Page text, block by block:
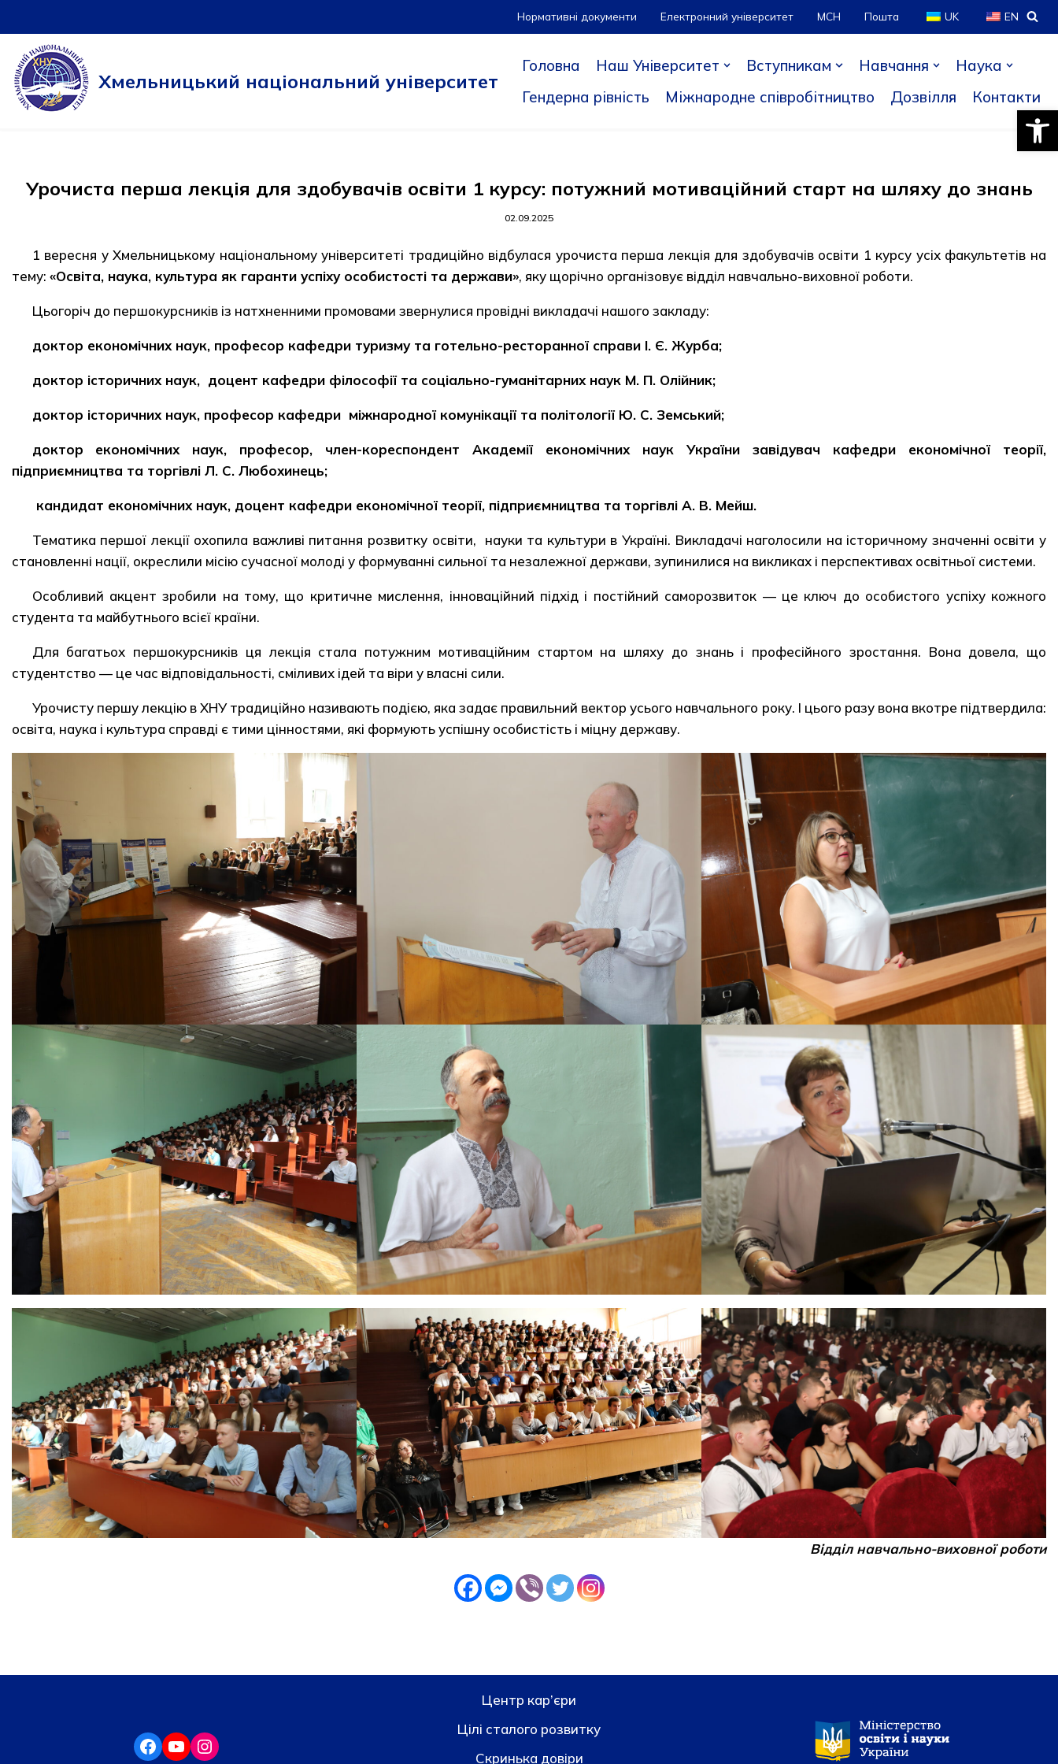
Перейти
до
вмісту
Нормативні документи Електронний університет МСН Пошта UK EN
Хмельницький національний університет
Головна Наш Університет Вступникам Навчання
Наука
Гендерна рівність
Міжнародне співробітництво Дозвілля Контакти
Урочиста перша лекція для здобувачів освіти 1 курсу: потужний мотиваційний старт на шляху до знань
02.09.2025
1 вересня у Хмельницькому національному університеті традиційно відбулася урочиста перша лекція для здобувачів освіти 1 курсу усіх факультетів на
тему: «Освіта, наука, культура як гаранти успіху особистості та держави», яку щорічно організовує відділ навчально-виховної роботи.
Цьогоріч до першокурсників із натхненними промовами звернулися провідні викладачі нашого закладу:
доктор економічних наук, професор кафедри туризму та готельно-ресторанної справи І. Є. Журба;
доктор історичних наук, доцент кафедри філософії та соціально-гуманітарних наук М. П. Олійник;
доктор історичних наук, професор кафедри міжнародної комунікації та політології Ю. С. Земський;
доктор економічних наук, професор, член-кореспондент Академії економічних наук України завідувач кафедри економічної теорії,
підприємництва та торгівлі Л. С. Любохинець;
кандидат економічних наук, доцент кафедри економічної теорії, підприємництва та торгівлі А. В. Мейш.
Тематика першої лекції охопила важливі питання розвитку освіти, науки та культури в Україні. Викладачі наголосили на історичному значенні освіти у
становленні нації, окреслили місію сучасної молоді у формуванні сильної та незалежної держави, зупинилися на викликах і перспективах освітньої системи.
Особливий акцент зробили на тому, що критичне мислення, інноваційний підхід і постійний саморозвиток — це ключ до особистого успіху кожного
студента та майбутнього всієї країни.
Для багатьох першокурсників ця лекція стала потужним мотиваційним стартом на шляху до знань і професійного зростання. Вона довела, що
студентство — це час відповідальності, сміливих ідей та віри у власні сили.
Урочисту першу лекцію в ХНУ традиційно називають подією, яка задає правильний вектор усього навчального року. І цього разу вона вкотре підтвердила:
освіта, наука і культура справді є тими цінностями, які формують успішну особистість і міцну державу.
Відділ навчально-виховної роботи
Центр кар’єри
Цілі сталого розвитку
Скринька довiри